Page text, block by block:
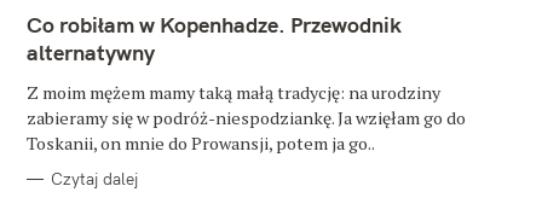
T
E
G
O
I
E
Co robiłam w Kopenhadze. Przewodnik
alternatywny
Z moim mężem mamy taką małą tradycję: na urodziny
zabieramy się w podróż-niespodziankę. Ja wzięłam go do
Toskanii, on mnie do Prowansji, potem ja go..
Czytaj dalej